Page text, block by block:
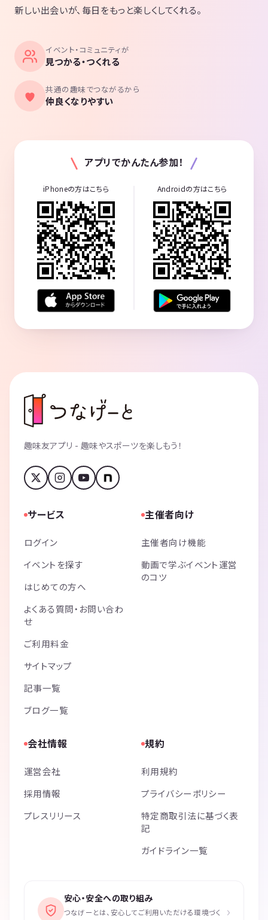
新しい出会いが、毎日をもっと楽しくしてくれる。
イベント・コミュニティが
見つかる・つくれる
共通の趣味でつながるから
仲良くなりやすい
アプリでかんたん参加！
iPhoneの方はこちら Androidの方はこちら
趣味友アプリ - 趣味やスポーツを楽しもう！
サービス
ログイン
イベントを探す
はじめての方へ
よくある質問・お問い合わ
せ
ご利用料金
サイトマップ
記事一覧
ブログ一覧
主催者向け
主催者向け機能
動画で学ぶイベント運営
のコツ
会社情報
運営会社
採用情報
プレスリリース
規約
利用規約
プライバシーポリシー
特定商取引法に基づく表
記
ガイドライン一覧
安心・安全への取り組み
つなげーとは、安心してご利用いただける環境づく
›